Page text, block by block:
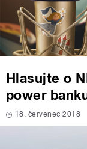
Hlasujte o
power
18. červenec 2018